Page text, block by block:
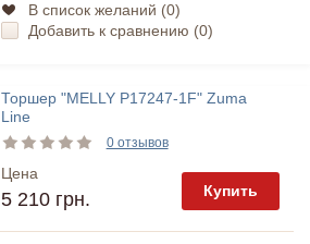
В список желаний (0)
Добавить к сравнению (0)
Торшер "MELLY P17247-1F" Zuma
Line
0 отзывов
Цена
5 210 грн. Купить